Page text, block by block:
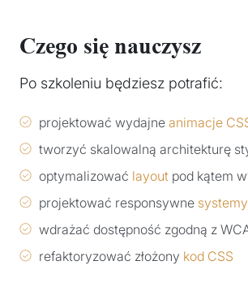
Czego się nauczysz
Po szkoleniu będziesz potrafić:
projektować wydajne animacje
tworzyć skalowalną architekturę
optymalizować layout pod kątem
projektować responsywne
wdrażać dostępność zgodną z
refaktoryzować złożony kod CSS